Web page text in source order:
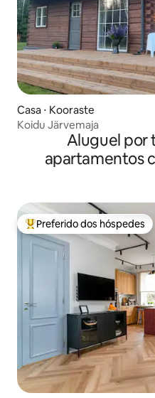
Casa ⋅ Kooraste
Koidu Järvemaja
Aluguel por
apartamentos
Entre os melhores
Preferido dos hóspedes